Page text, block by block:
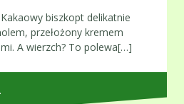
biszkopt delikatnie
przełożony kremem
A wierzch? To polewa[…]